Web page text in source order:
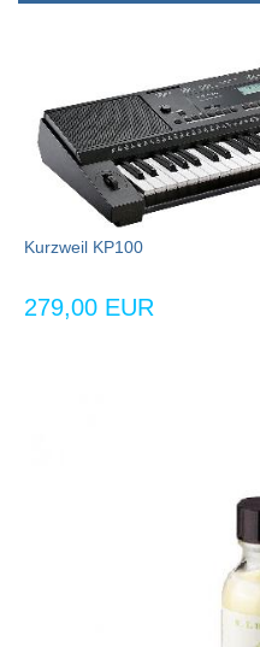
Kurzweil KP100
279,00 EUR